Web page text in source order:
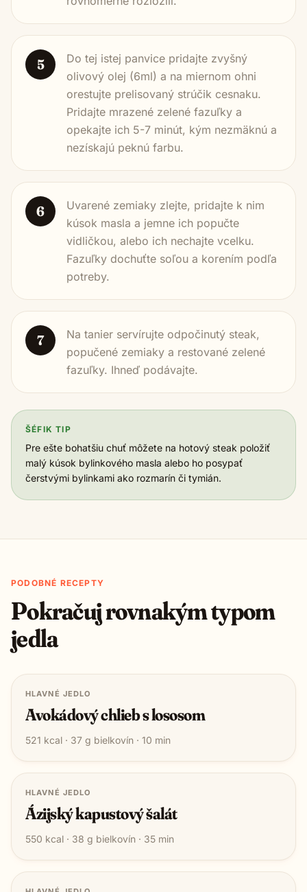
5
Do tej istej panvice pridajte zvyšný
olivový olej (6ml) a na miernom ohni
orestujte prelisovaný strúčik cesnaku.
Pridajte mrazené zelené fazuľky a
opekajte ich 5-7 minút, kým nezmäknú a
nezískajú peknú farbu.
6
Uvarené zemiaky zlejte, pridajte k nim
kúsok masla a jemne ich popučte
vidličkou, alebo ich nechajte vcelku.
Fazuľky dochuťte soľou a korením podľa
potreby.
7
Na tanier servírujte odpočinutý steak,
popučené zemiaky a restované zelené
fazuľky. Ihneď podávajte.
ŠÉFIK TIP
Pre ešte bohatšiu chuť môžete na hotový steak položiť
malý kúsok bylinkového masla alebo ho posypať
čerstvými bylinkami ako rozmarín či tymián.
PODOBNÉ RECEPTY
Pokračuj rovnakým typom
jedla
HLAVNÉ JEDLO
Avokádový chlieb s lososom
521 kcal · 37 g bielkovín · 10 min
HLAVNÉ JEDLO
Ázijský kapustový šalát
550 kcal · 38 g bielkovín · 35 min